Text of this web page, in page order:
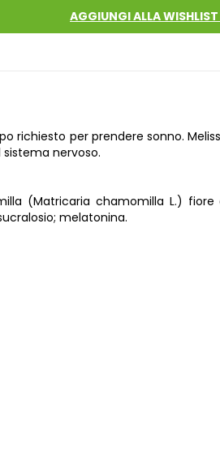
AGGIUNGI ALLA WISHLIST
richiesto per prendere sonno.
nervoso.
(Matricaria chamomilla L.) fiore
melatonina.